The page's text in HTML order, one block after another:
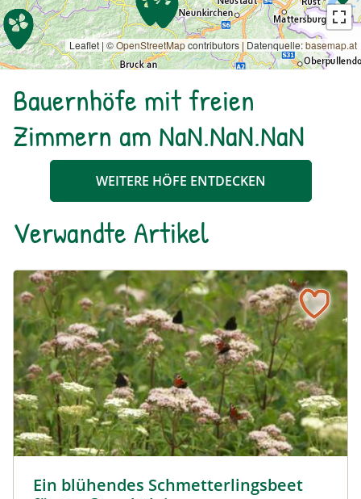
Leaflet | ©OpenStreetMapcontributors | Datenquelle:basemap.at
Bauernhöfe mit freien
Zimmern am NaN.NaN.NaN
WEITERE HÖFE ENTDECKEN
Verwandte Artikel
Ein blühendes Schmetterlingsbeet
Ein blühendes Schmetterlingsbeet für Groß und Klein